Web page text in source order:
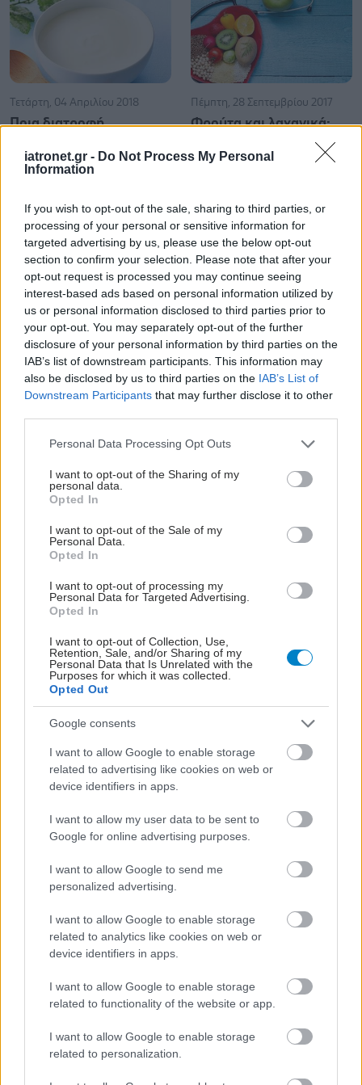
iatronet.gr - Do Not Process My Personal
Information
If you wish to opt-out of the sale, sharing to third parties, or
processing of your personal or sensitive information for
targeted advertising by us, please use the below opt-out
section to confirm your selection. Please note that after your
opt-out request is processed you may continue seeing
interest-based ads based on personal information utilized by
us or personal information disclosed to third parties prior to
your opt-out. You may separately opt-out of the further
disclosure of your personal information by third parties on the
IAB’s list of downstream participants. This information may
also be disclosed by us to third parties on the IAB’s List of
Downstream Participants that may further disclose it to other
Please note that this website/app uses one or more Google
not limited to your visit or usage behaviour. You may click to
grant or deny consent to Google and its third-party tags to
use your data for below specified purposes in below Google
consent section.
Personal Data Processing Opt Outs
I want to opt-out of the Sharing of my
personal data.
Opted In
I want to opt-out of the Sale of my
Personal Data.
Opted In
I want to opt-out of processing my
Personal Data for Targeted Advertising.
Opted In
I want to opt-out of Collection, Use,
Retention, Sale, and/or Sharing of my
Personal Data that Is Unrelated with the
Purposes for which it was collected.
Opted Out
Google consents
I want to allow Google to enable storage
related to advertising like cookies on web or
device identifiers in apps.
I want to allow my user data to be sent to
Google for online advertising purposes.
I want to allow Google to send me
personalized advertising.
I want to allow Google to enable storage
related to analytics like cookies on web or
device identifiers in apps.
I want to allow Google to enable storage
related to functionality of the website or app.
I want to allow Google to enable storage
related to personalization.
Τετάρτη, 04 Απριλίου 2018
Ποια διατροφή
οστεοπόρωση
Πέμπτη, 28 Σεπτεμβρίου 2017
Φρούτα και λαχανικά:
Πόσο προστατεύουν από
την καρδιοπάθεια
shares
ΣΗΜΕΡΑ ΣΤΟ IATRONET.GR